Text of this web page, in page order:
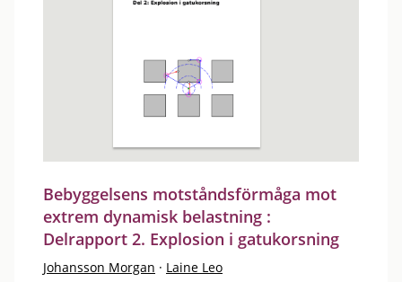
Bebyggelsens motståndsförmåga mot
extrem dynamisk belastning :
Delrapport 2. Explosion i gatukorsning
Johansson Morgan · Laine Leo